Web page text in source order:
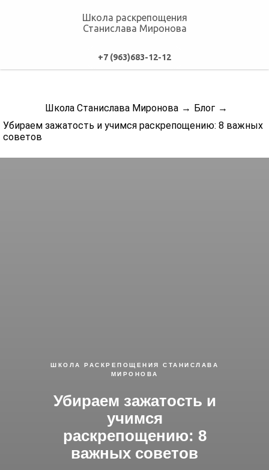
Школа раскрепощения
Станислава Миронова
+7 (963)683-12-12
Школа Станислава Миронова → Блог →
Убираем зажатость и учимся раскрепощению: 8 важных
советов
Убираем зажатость и
учимся
раскрепощению: 8
важных советов
ШКОЛА РАСКРЕПОЩЕНИЯ СТАНИСЛАВА
МИРОНОВА